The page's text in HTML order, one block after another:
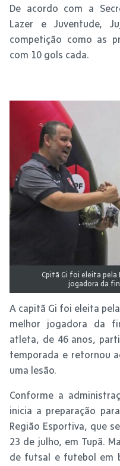
De acordo com a
Lazer e Juventude,
competição como as
com 10 gols cada.
Cpitã Gi foi eleita pela
jogadora da
A capitã Gi foi eleita
melhor jogadora da
atleta, de 46 anos,
temporada e retornou
uma lesão.
Conforme a
inicia a preparação
Região Esportiva, que
23 de julho, em Tupã.
de futsal e futebol em